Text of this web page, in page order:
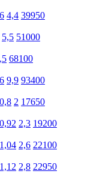
4,4 39950
5,5 51000
68100
9,9 93400
0,8 2 17650
0,92 2,3 19200
1,04 2,6 22100
1,12 2,8 22950